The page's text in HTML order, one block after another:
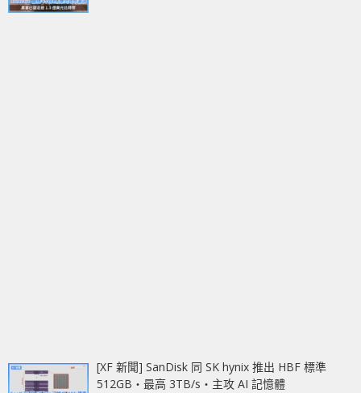
[XF 新聞] SanDisk 同 SK hynix 推出 HBF 標準
512GB‧最高 3TB/s‧主攻 AI 記憶體